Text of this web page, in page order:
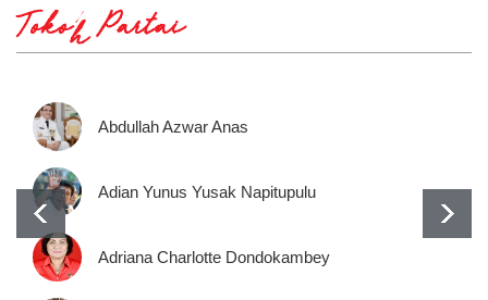
Tokoh Partai
Abdullah Azwar Anas
Adian Yunus Yusak Napitupulu
Adriana Charlotte Dondokambey